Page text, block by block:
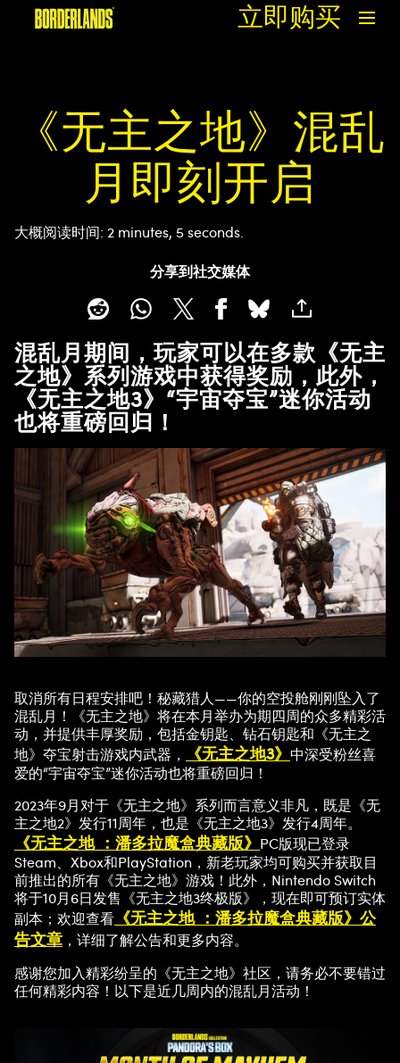
立即购买
《无主之地》混乱
月即刻开启
大概阅读时间 2 minutes, 5 seconds
分享到社交媒体
混乱月期间，玩家可以在多款《无主
之地》系列游戏中获得奖励，此外，
《无主之地3》“宇宙夺宝”迷你活动
也将重磅回归！
取消所有日程安排吧！秘藏猎人——你的空投舱刚刚坠入了
混乱月！《无主之地》将在本月举办为期四周的众多精彩活
动，并提供丰厚奖励，包括金钥匙、钻石钥匙和《无主之
地》夺宝射击游戏内武器，
《无主之地3》 中深受粉丝喜
爱的“宇宙夺宝”迷你活动也将重磅回归！
2023年9月对于《无主之地》系列而言意义非凡，既是《无
主之地2》发行11周年，也是《无主之地3》发行4周年。
《无主之地 ：潘多拉魔盒典藏版》 PC版现已登录
Steam、Xbox和PlayStation，新老玩家均可购买并获取目
前推出的所有《无主之地》游戏！此外，Nintendo Switch
将于10月6日发售《无主之地3终极版》，现在即可预订实体
副本；欢迎查看 《无主之地 ：潘多拉魔盒典藏版》 公
告文章 ，详细了解公告和更多内容。
感谢您加入精彩纷呈的《无主之地》社区，请务必不要错过
任何精彩内容！以下是近几周内的混乱月活动！